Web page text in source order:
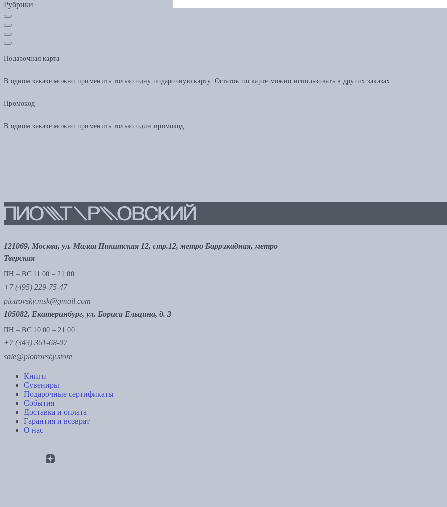
Рубрики
Подарочная карта
В одном заказе можно применить только одну подарочную карту. Остаток по карте можно использовать в других заказах.
Промокод
В одном заказе можно применить только один промокод
121069, Москва, ул. Малая Никитская 12, стр.12, метро Баррикадная, метро
Тверская
ПН – ВС 11:00 – 21:00
+7 (495) 229-75-47
piotrovsky.msk@gmail.com
105082, Екатеринбург, ул. Бориса Ельцина, д. 3
ПН – ВС 10:00 – 21:00
+7 (343) 361-68-07
sale@piotrovsky.store
Книги
Сувениры
Подарочные сертификаты
События
Доставка и оплата
Гарантия и возврат
О нас